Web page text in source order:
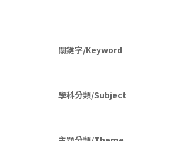
關鍵字/Keyword
學科分類/Subject